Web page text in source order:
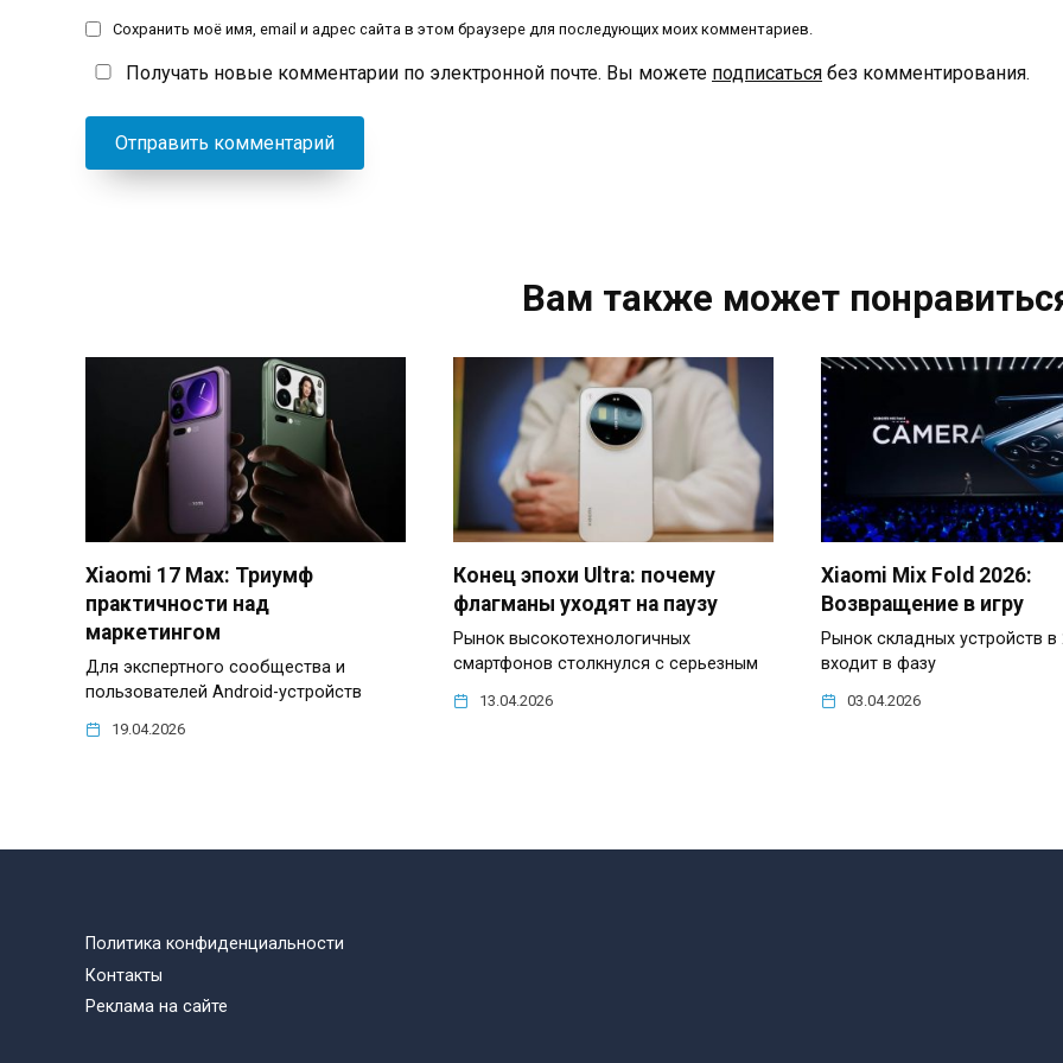
Сохранить моё имя, email и адрес сайта в этом браузере для последующих моих комментариев.
Получать новые комментарии по электронной почте. Вы можете подписаться без комментирования.
Вам также может
Xiaomi 17 Max: Триумф
практичности над
маркетингом
Для экспертного сообщества и
пользователей Android-устройств
19.04.2026
Конец эпохи Ultra: почему
флагманы уходят на паузу
Рынок высокотехнологичных
смартфонов столкнулся с серьезным
13.04.2026
Xiaomi Mix Fold 2026:
Возвращение в игру
Рынок складных устройств в
входит в фазу
03.04.2026
Политика конфиденциальности
Контакты
Реклама на сайте